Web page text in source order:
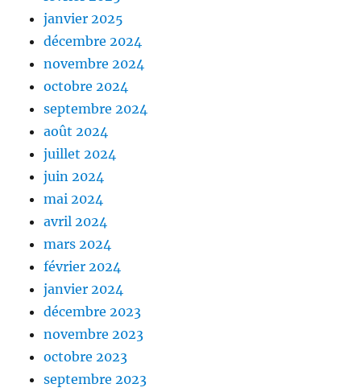
janvier 2025
décembre 2024
novembre 2024
octobre 2024
septembre 2024
août 2024
juillet 2024
juin 2024
mai 2024
avril 2024
mars 2024
février 2024
janvier 2024
décembre 2023
novembre 2023
octobre 2023
septembre 2023